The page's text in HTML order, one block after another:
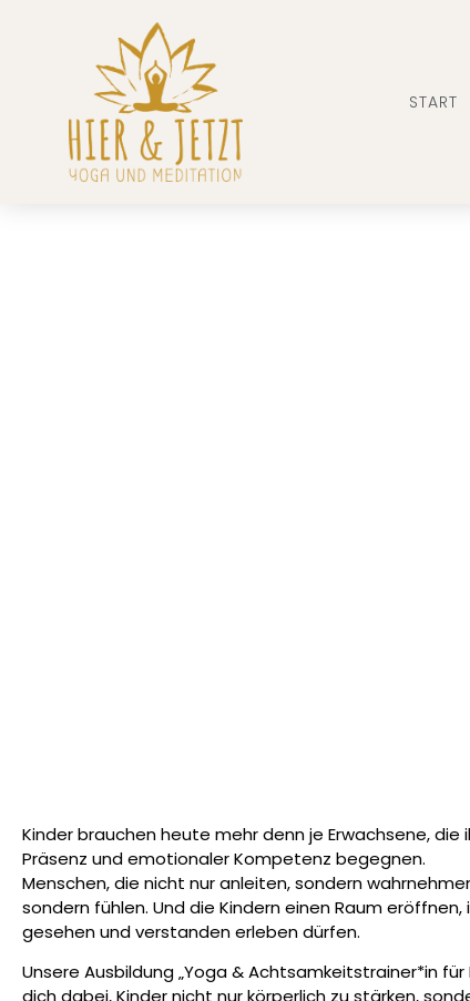
START
Kinder brauchen heute mehr denn je Erwachsene, die
Präsenz und emotionaler Kompetenz begegnen.
Menschen, die nicht nur anleiten, sondern
sondern fühlen. Und die Kindern einen Raum eröffnen,
gesehen und verstanden erleben dürfen.
Unsere Ausbildung„Yoga & Achtsamkeitstrainer*in für